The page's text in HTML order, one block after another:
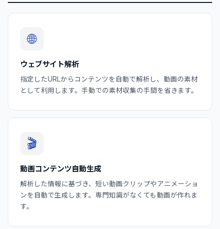
🌐
ウェブサイト解析
指定したURLからコンテンツを自動で解析し、動画の素材
として利用します。手動での素材収集の手間を省きます。
🎬
動画コンテンツ自動生成
解析した情報に基づき、短い動画クリップやアニメーショ
ンを自動で生成します。専門知識がなくても動画が作れま
す。